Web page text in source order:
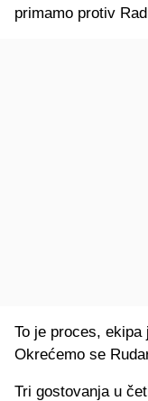
primamo protiv
To je proces,
Okrećemo se
Tri gostovanja u